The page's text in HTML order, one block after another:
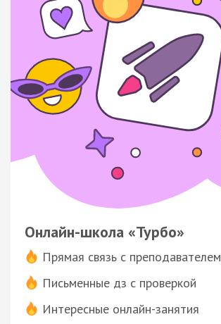
Онлайн-школа «Турбо»
Прямая связь с преподавателем
Письменные дз с проверкой
Интересные онлайн-занятия